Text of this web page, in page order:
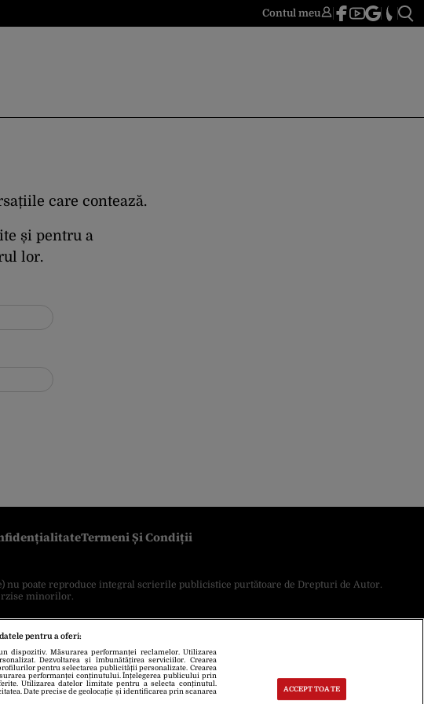
Contul meu
care contează.
și pentru a
lor.
Termeni Și Condiții
nu poate reproduce integral scrierile publicistice purtătoare de Drepturi de Autor.
minorilor.